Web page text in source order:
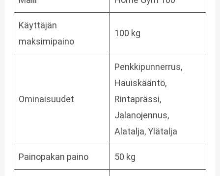
Käyttäjän
maksimipaino
100 kg
Ominaisuudet
Penkkipunnerrus,
Hauiskääntö,
Rintaprässi,
Jalanojennus,
Alatalja, Ylätalja
Painopakan paino 50 kg